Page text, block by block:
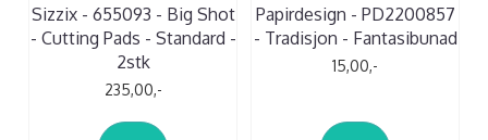
Sizzix - 655093 - Big Shot
- Cutting Pads - Standard -
2stk
235,00,-
Papirdesign - PD2200857
- Tradisjon - Fantasibunad
15,00,-